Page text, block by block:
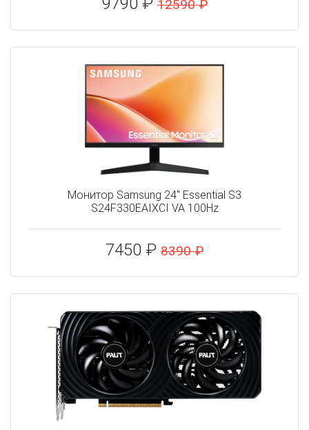
12590 ₽
Монитор Samsung 24" Essential S3
S24F330EAIXCI VA 100Hz
7450 ₽ 8390 ₽